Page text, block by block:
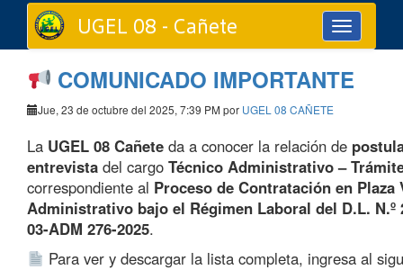
Toggle
navigation
UGEL 08 - Cañete
COMUNICADO IMPORTANTE
Jue, 23 de octubre del 2025, 7:39 PM por UGEL 08 CAÑETE
La UGEL 08 Cañete da a conocer la relación de
entrevista del cargo Técnico Administrativo –
correspondiente al Proceso de Contratación en Plaza
Administrativo bajo el Régimen Laboral del D.L. N.º
03-ADM 276-2025.
Para ver y descargar la lista completa, ingresa al